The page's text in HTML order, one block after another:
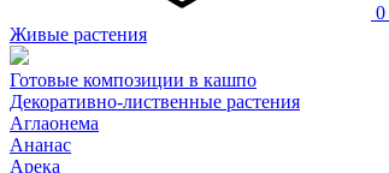
0
Живые растения
Готовые композиции в кашпо
Декоративно-лиственные растения
Аглаонема
Ананас
Арека